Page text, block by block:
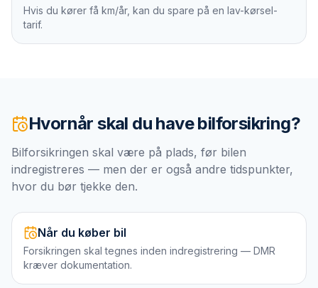
Hvis du kører få km/år, kan du spare på en lav-kørsel-
tarif.
Hvornår skal du havebilforsikring?
Bilforsikringen skal være på plads, før bilen
indregistreres — men der er også andre tidspunkter,
hvor du bør tjekke den.
Når du køber bil
Forsikringen skal tegnes inden indregistrering — DMR
kræver dokumentation.